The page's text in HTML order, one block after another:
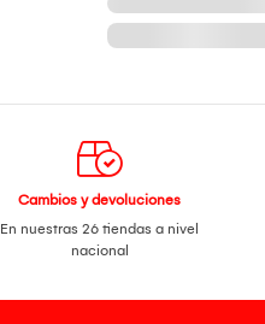
Cambios y devoluciones
En nuestras 26 tiendas a nivel
nacional